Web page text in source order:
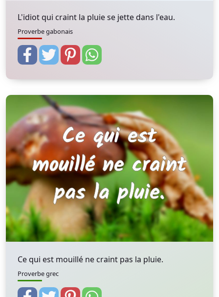
L'idiot qui craint la pluie se jette dans l'eau.
Proverbe gabonais
Ce qui est mouillé ne craint pas la pluie.
Proverbe grec